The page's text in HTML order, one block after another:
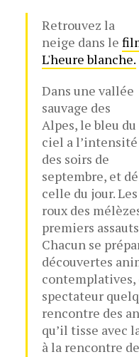
Retrouvez la
neige dans le
L'heure blanche.
Dans une vallée
sauvage des
Alpes, le bleu du
ciel a l’intensité
des soirs de
septembre, et
celle du jour.
roux des
premiers
Chacun se
découvertes
spectateur
rencontre des
qu’il tisse avec
à la rencontre